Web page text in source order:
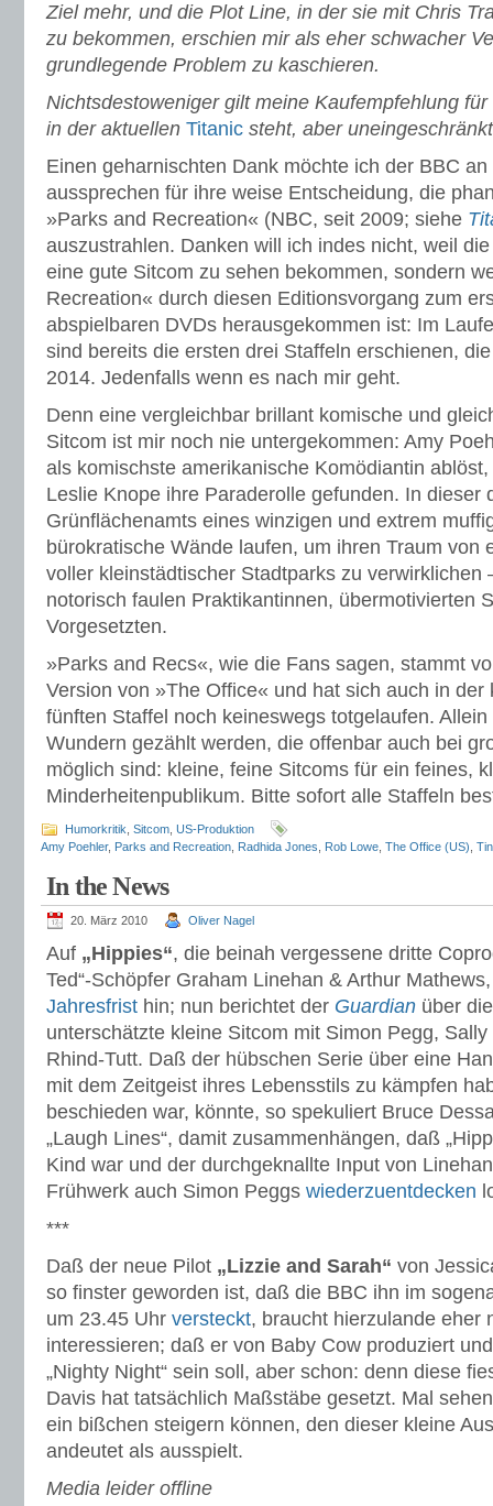
Ziel mehr, und die Plot Line, in der sie mit Chris
zu bekommen, erschien mir als eher schwacher
grundlegende Problem zu kaschieren.
Nichtsdestoweniger gilt meine Kaufempfehlung
in der aktuellen Titanic steht, aber
Einen geharnischten Dank möchte ich der BBC
aussprechen für ihre weise Entscheidung, die
»Parks and Recreation« (NBC, seit 2009; siehe
auszustrahlen. Danken will ich indes nicht, weil
eine gute Sitcom zu sehen bekommen, sondern
Recreation« durch diesen Editionsvorgang zum
abspielbaren DVDs herausgekommen ist: Im
sind bereits die ersten drei Staffeln erschienen,
2014. Jedenfalls wenn es nach mir geht.
Denn eine vergleichbar brillant komische und
Sitcom ist mir noch nie untergekommen: Amy
als komischste amerikanische Komödiantin
Leslie Knope ihre Paraderolle gefunden. In dieser
Grünflächenamts eines winzigen und extrem
bürokratische Wände laufen, um ihren Traum von
voller kleinstädtischer Stadtparks zu
notorisch faulen Praktikantinnen, übermotivierten
Vorgesetzten.
»Parks and Recs«, wie die Fans sagen, stammt
Version von »The Office« und hat sich auch in
fünften Staffel noch keineswegs totgelaufen.
Wundern gezählt werden, die offenbar auch bei
möglich sind: kleine, feine Sitcoms für ein feines,
Minderheitenpublikum. Bitte sofort alle Staffeln
Humorkritik Sitcom US-Produktion
Amy Poehler, Parks and Recreation Radhida Jones Rob Lowe The Office (US)
In the News
20. März 2010 Oliver Nagel
Auf „Hippies“, die beinah vergessene dritte
Ted“-Schöpfer Graham Linehan & Arthur
Jahresfrist hin; nun berichtet der Guardian über
unterschätzte kleine Sitcom mit Simon Pegg,
Rhind-Tutt. Daß der hübschen Serie über eine
mit dem Zeitgeist ihres Lebensstils zu kämpfen
beschieden war, könnte, so spekuliert Bruce
„Laugh Lines“, damit zusammenhängen, daß
Kind war und der durchgeknallte Input von
Frühwerk auch Simon Peggs wiederzuentdecken
***
Daß der neue Pilot „Lizzie and Sarah“ von
so finster geworden ist, daß die BBC ihn im
um 23.45 Uhr versteckt, braucht hierzulande eher
interessieren; daß er von Baby Cow produziert
„Nighty Night“ sein soll, aber schon: denn diese
Davis hat tatsächlich Maßstäbe gesetzt. Mal
ein bißchen steigern können, den dieser kleine
andeutet als ausspielt.
Media leider offline